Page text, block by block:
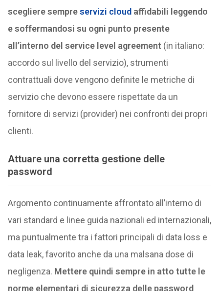
scegliere sempreservizi cloud affidabili leggendo
e soffermandosi su ogni punto presente
all’interno del service level agreement (in italiano:
accordo sul livello del servizio), strumenti
contrattuali dove vengono definite le metriche di
servizio che devono essere rispettate da un
fornitore di servizi (provider) nei confronti dei propri
clienti.
Attuare una corretta gestione delle
password
Argomento continuamente affrontato all’interno di
vari standard e linee guida nazionali ed internazionali,
ma puntualmente tra i fattori principali di data loss e
data leak, favorito anche da una malsana dose di
negligenza. Mettere quindi sempre in atto tutte le
norme elementari di sicurezza delle password